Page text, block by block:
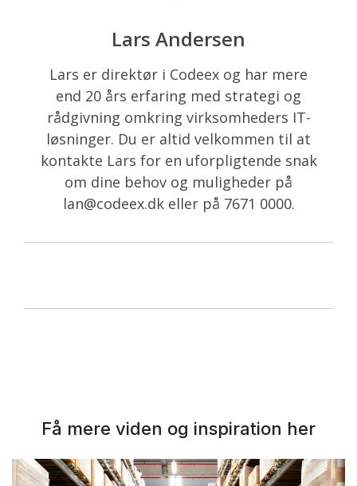
Lars Andersen
Lars er direktør i Codeex og har mere
end 20 års erfaring med strategi og
rådgivning omkring virksomheders IT-
løsninger. Du er altid velkommen til at
kontakte Lars for en uforpligtende snak
om dine behov og muligheder på
lan@codeex.dk eller på 7671 0000.
Få mere viden og inspiration her